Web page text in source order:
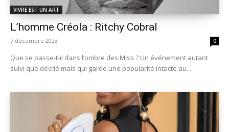
VIVRE EST UN ART
L’homme Créola : Ritchy Cobral
7 décembre 2023 0
Que se passe-t-il dans l’ombre des Miss ? Un événement autant
suivi que décrié mais qui garde une popularité intacte au...